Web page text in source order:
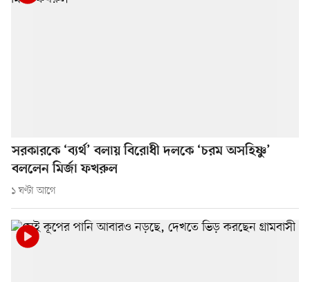
সরকারকে ‘ব্যর্থ’ বলায় বিরোধী দলকে ‘চরম অসহিষ্ণু’
বললেন মির্জা ফখরুল
১ ঘণ্টা আগে